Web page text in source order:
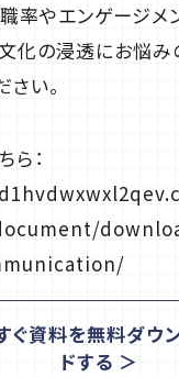
率やエンゲージメ
文化の浸透にお悩
さい。
ら：
ぐ資料を無料ダウ
ドする ＞